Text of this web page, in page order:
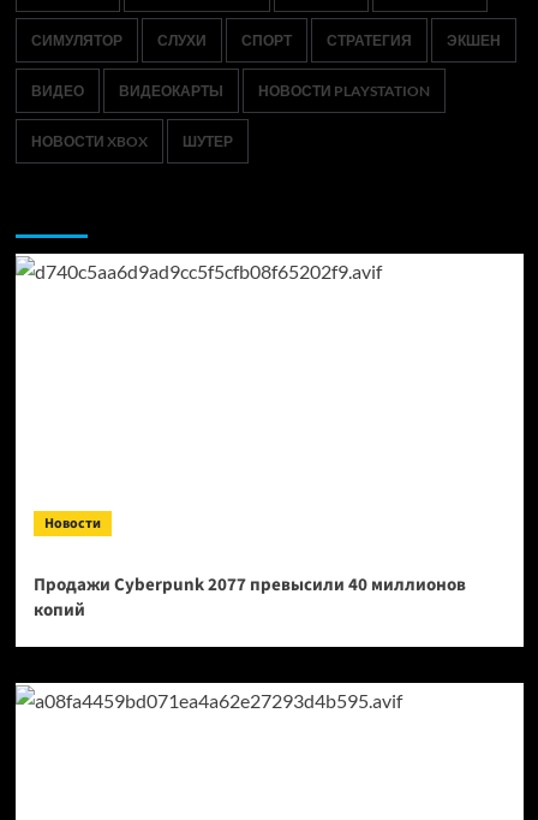
СИМУЛЯТОР СЛУХИ СПОРТ СТРАТЕГИЯ ЭКШЕН
ВИДЕО ВИДЕОКАРТЫ НОВОСТИ PLAYSTATION
НОВОСТИ XBOX ШУТЕР
Новости
Продажи Cyberpunk 2077 превысили 40 миллионов
копий